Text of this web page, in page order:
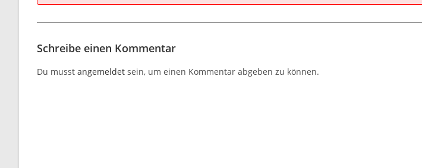
Schreibe einen Kommentar
Du musst angemeldet sein, um einen Kommentar abgeben zu können.